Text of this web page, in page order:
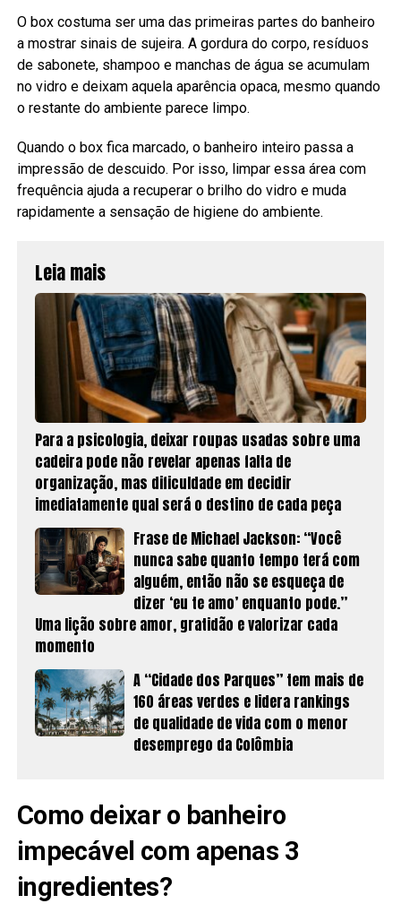
O box costuma ser uma das primeiras partes do banheiro
a mostrar sinais de sujeira. A gordura do corpo, resíduos
de sabonete, shampoo e manchas de água se acumulam
no vidro e deixam aquela aparência opaca, mesmo quando
o restante do ambiente parece limpo.
Quando o box fica marcado, o banheiro inteiro passa a
impressão de descuido. Por isso, limpar essa área com
frequência ajuda a recuperar o brilho do vidro e muda
rapidamente a sensação de higiene do ambiente.
Leia mais
Para a psicologia, deixar roupas usadas sobre uma
cadeira pode não revelar apenas falta de
organização, mas dificuldade em decidir
imediatamente qual será o destino de cada peça
Frase de Michael Jackson: “Você
nunca sabe quanto tempo terá com
alguém, então não se esqueça de
dizer ‘eu te amo’ enquanto pode.”
Uma lição sobre amor, gratidão e valorizar cada
momento
A “Cidade dos Parques” tem mais de
160 áreas verdes e lidera rankings
de qualidade de vida com o menor
desemprego da Colômbia
Como deixar o banheiro
impecável com apenas 3
ingredientes?